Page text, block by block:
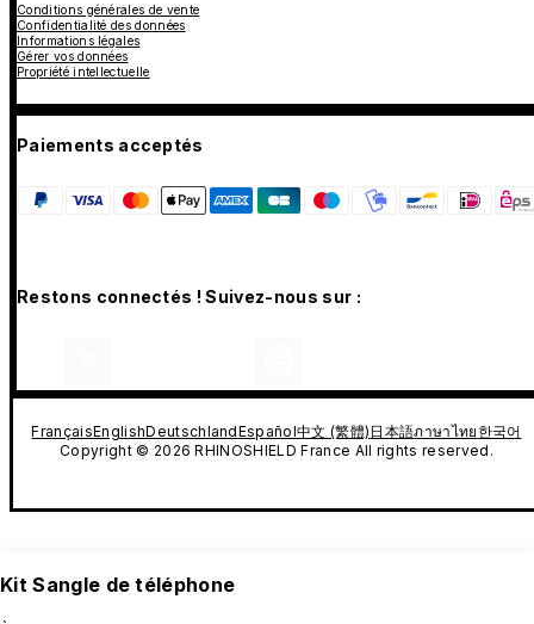
Kit Sangle de téléphone
Conditions générales de vente
Confidentialité des données
Informations légales
Gérer vos données
Propriété intellectuelle
Paiements acceptés
Restons connectés ! Suivez-nous sur :
FrançaisEnglishDeutschlandEspañol中文 (繁體) 日本語ภาษาไทย 한국어
Copyright © 2026 RHINOSHIELD France All rights reserved.